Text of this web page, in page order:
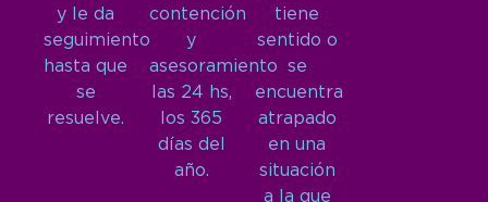
y le da
seguimiento
hasta que
se
resuelve.
contención
y
asesoramiento
las 24 hs,
los 365
días del
año.
tiene
sentido o
se
encuentra
atrapado
en una
situación
a la que